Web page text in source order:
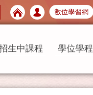
數位學習網
生中課程 學位學程